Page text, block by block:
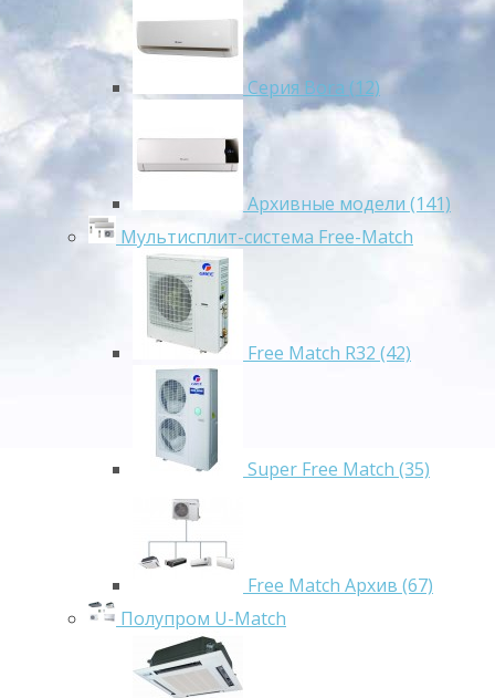
Серия Bora (12)
Архивные модели (141)
Мультисплит-система Free-Match
Free Match R32 (42)
Super Free Match (35)
Free Match Архив (67)
Полупром U-Match